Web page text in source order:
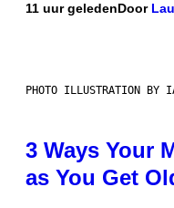
11 uur geledenDoor
PHOTO ILLUSTRATION BY
3 Ways Your
as You Get